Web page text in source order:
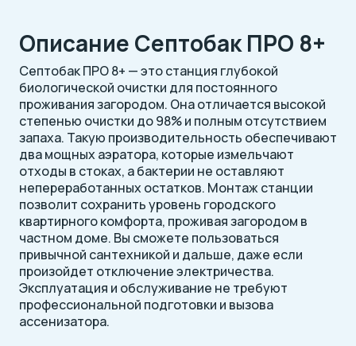
Описание Септобак ПРО 8+
Септобак ПРО 8+ — это станция глубокой
биологической очистки для постоянного
проживания загородом. Она отличается высокой
степенью очистки до 98% и полным отсутствием
запаха. Такую производительность обеспечивают
два мощных аэратора, которые измельчают
отходы в стоках, а бактерии не оставляют
непереработанных остатков. Монтаж станции
позволит сохранить уровень городского
квартирного комфорта, проживая загородом в
частном доме. Вы сможете пользоваться
привычной сантехникой и дальше, даже если
произойдет отключение электричества.
Эксплуатация и обслуживание не требуют
профессиональной подготовки и вызова
ассенизатора.